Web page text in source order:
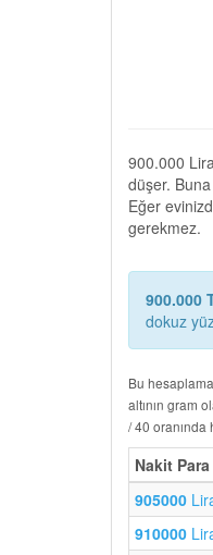
900.000
düşer.
Eğer
gerekmez.
900.000
dokuz
Bu
altının gram
/ 40 oranında
Nakit
905000
910000